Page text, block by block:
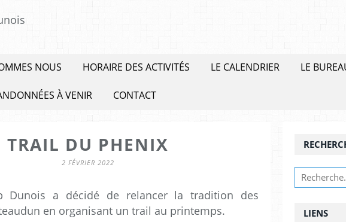
NOUS HORAIRE DES ACTIVITÉS LE CALENDRIER LE
À VENIR CONTACT
TRAIL DU PHENIX
2 FÉVRIER 2022
Dunois a décidé de relancer la tradition des
en organisant un trail au printemps.
LIENS